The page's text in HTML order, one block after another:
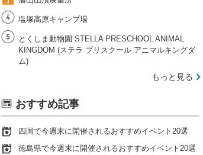
塩塚高原キャンプ場
とくしま動物園 STELLA PRESCHOOL ANIMAL
KINGDOM (ステラ プリスクール アニマルキングダ
ム)
もっと見る
おすすめ記事
四国で今週末に開催されるおすすめイベント20選
徳島県で今週末に開催されるおすすめイベント20選